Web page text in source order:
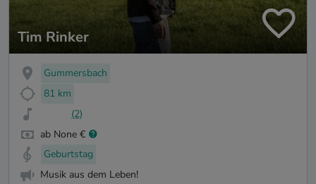
Tim Rinker
Gummersbach
81 km
(2)
ab None €
Geburtstag
Musik aus dem Leben!